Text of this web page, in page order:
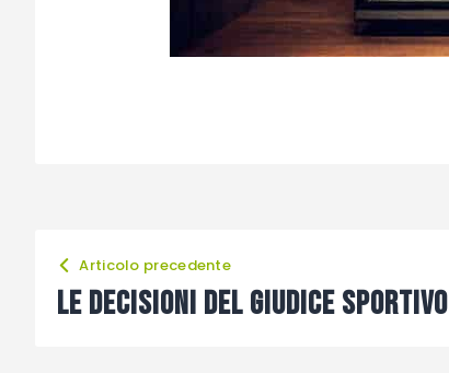
Articolo precedente
Le decisioni del giudice sportivo